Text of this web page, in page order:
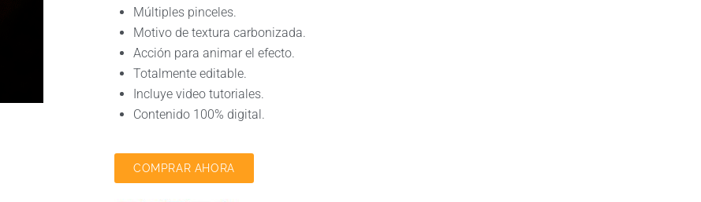
Múltiples pinceles.
Motivo de textura carbonizada.
Acción para animar el efecto.
Totalmente editable.
Incluye video tutoriales.
Contenido 100% digital.
COMPRAR AHORA